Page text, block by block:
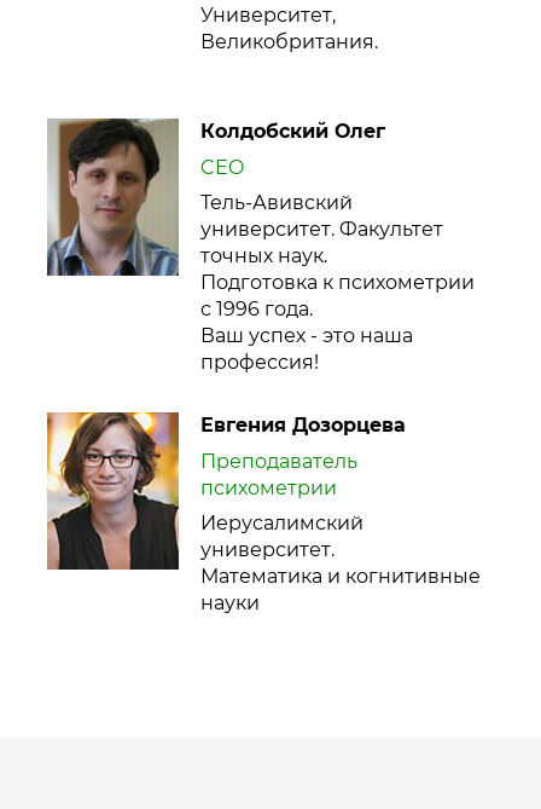
Университет,
Великобритания.
Колдобский Олег
CEO
Тель-Авивский
университет. Факультет
точных наук.
Подготовка к психометрии
с 1996 года.
Ваш успех - это наша
профессия!
Евгения Дозорцева
Преподаватель
психометрии
Иерусалимский
университет.
Математика и когнитивные
науки